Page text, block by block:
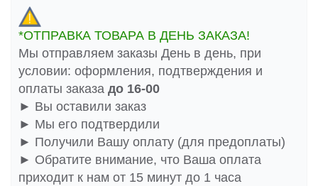
*ОТПРАВКА ТОВАРА В ДЕНЬ ЗАКАЗА!
Мы отправляем заказы День в день, при
условии: оформления, подтверждения и
оплаты заказа до 16-00
► Вы оставили заказ
► Мы его подтвердили
► Получили Вашу оплату (для предоплаты)
► Обратите внимание, что Ваша оплата
приходит к нам от 15 минут до 1 часа